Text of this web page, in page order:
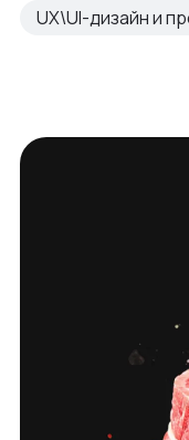
UX\UI-дизайн и